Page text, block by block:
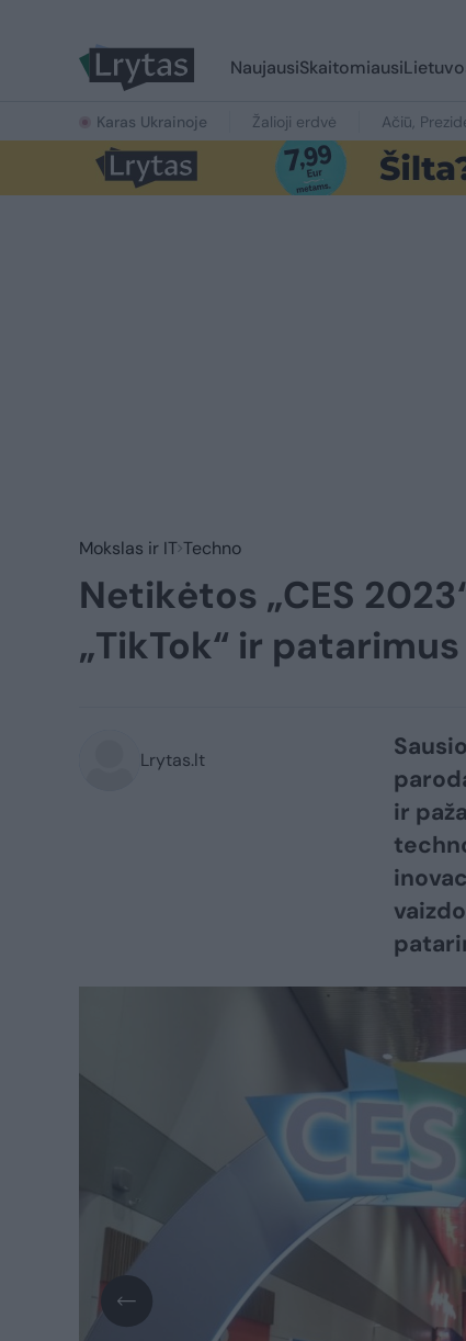
NaujausiSkaitomiausi
Karas Ukrainoje Žalioji erdvė Ačiū,
Mokslas ir IT Techno
Netikėtos „CES
„TikTok“ ir
Lrytas.lt
ir